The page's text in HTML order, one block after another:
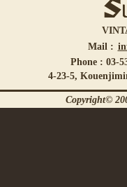
Mail :
Phone : 03-
4-23-5,
Copyright©